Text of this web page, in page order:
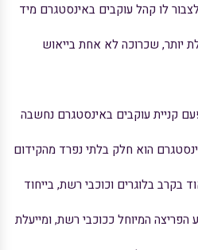
לו קהל עוקבים באינסטגרם מיד
יותר, שכרוכה לא אחת בייאוש
קניית עוקבים באינסטגרם נחשבה
הוא חלק בלתי נפרד מהקידום
בקרב בלוגרים וכוכבי רשת, בייחוד
המיוחל ככוכבי רשת, ומייעלת